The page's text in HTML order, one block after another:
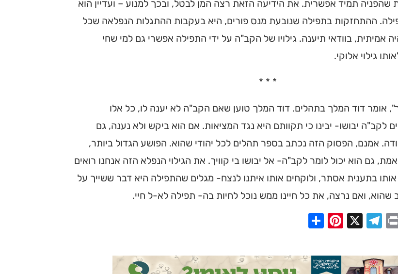
תמיד אפשרית. את הידיעה הזאת רצה המן לבטל, ובכך למנוע – ועדיין הוא
ההתחזקות בתפילה שנובעת מנס פורים, היא בעקבות ההתגלות הנפלאה שכל
אמיתית, בוודאי תיענה. גילויו של הקב"ה על ידי התפילה אפשרי גם למי שחי
גילוי אלוקי.
* * *
אומר דוד המלך בתהלים. דוד המלך טוען שאם הקב"ה לא יענה לו, כל אלו
לקב"ה יבושו- יבינו כי תקוותם היא נגד המציאות. אם הוא ביקש ולא נענה, גם
אמנם, הפסוק הזה נכתב בספר תהלים לכל יהודי שהוא. הפושע הגדול ביותר,
גם הוא יכול לומר לקב"ה- אל יבושו בי קוויך. את הגילוי הנפלא הזה אנחנו רואים
אותו בתענית אסתר, ולוקחים אותו איתנו לנצח- מגלים שהתפילה היא דבר ששייך על
ואם נרצה, את כל חיינו ממש נוכל לחיות בה- תפילה לא-ל חיי.
Print
Telegram
Pinterest